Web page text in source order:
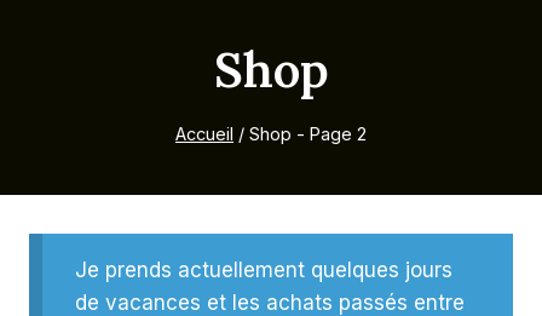
Shop
Accueil / Shop - Page 2
Je prends actuellement quelques jours
de vacances et les achats passés entre